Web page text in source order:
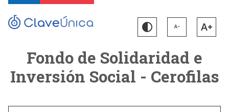
Fondo de Solidaridad e
Inversión Social - Cerofilas